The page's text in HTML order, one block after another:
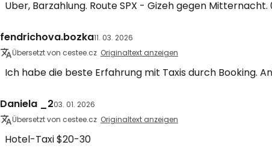
Uber, Barzahlung. Route SPX - Gizeh gegen
fendrichova.bozka11. 03. 2026
Übersetzt von cestee.cz Originaltext anzeigen
Ich habe die beste Erfahrung mit Taxis durch Booking.
Daniela _203. 01. 2026
Übersetzt von cestee.cz Originaltext anzeigen
Hotel-Taxi $20-30